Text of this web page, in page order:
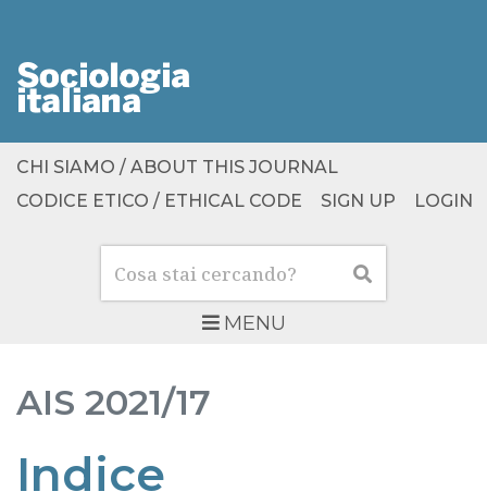
MENU
Cerca Cerca
CHI SIAMO / ABOUT THIS JOURNAL
CODICE ETICO / ETHICAL CODE
SIGN UP LOGIN
AIS 2021/17
Indice